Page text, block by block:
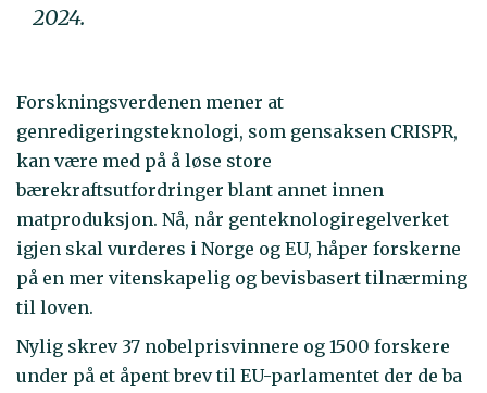
2024.
Forskningsverdenen mener at
genredigeringsteknologi, som gensaksen CRISPR,
kan være med på å løse store
bærekraftsutfordringer blant annet innen
matproduksjon. Nå, når genteknologiregelverket
igjen skal vurderes i Norge og EU, håper forskerne
på en mer vitenskapelig og bevisbasert tilnærming
til loven.
Nylig skrev 37 nobelprisvinnere og 1500 forskere
under på et åpent brev til EU-parlamentet der de ba